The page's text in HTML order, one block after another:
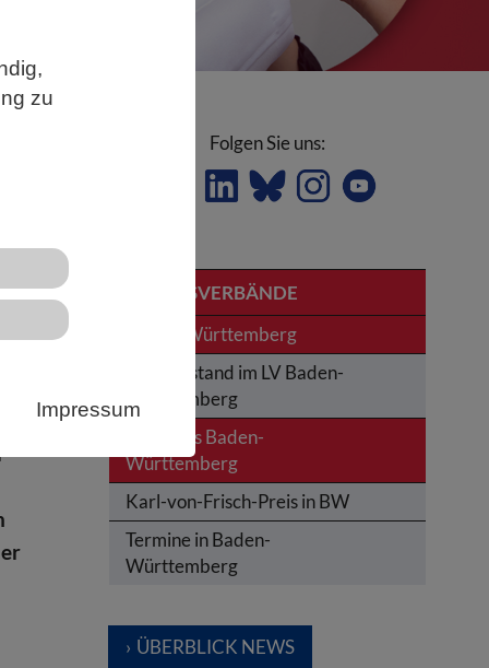
zu
Impressum
Folgen Sie uns:
LANDESVERBÄNDE
Baden-Württemberg
Der Vorstand im LV Baden-
Württemberg
News aus Baden-
Württemberg
Karl-von-Frisch-Preis in BW
Termine in Baden-
Württemberg
ÜBERBLICK NEWS